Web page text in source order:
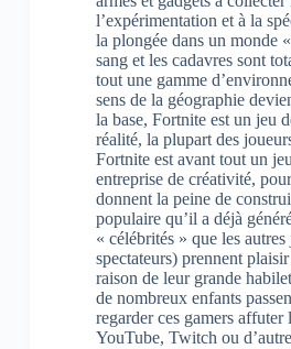
l’expérimentation et à la
la plongée dans un monde
sang et les cadavres sont
tout une gamme
sens de la géographie
la base, Fortnite est un jeu
réalité, la plupart des
Fortnite est avant tout un
entreprise de créativité,
donnent la peine de
populaire qu’il a déjà
« célébrités » que les
spectateurs) prennent
raison de leur grande
de nombreux enfants
regarder ces gamers affuter
YouTube, Twitch ou